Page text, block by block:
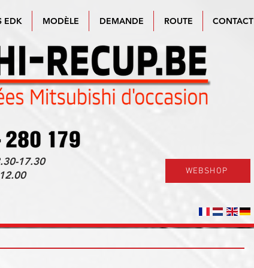
EDK MODÈLE DEMANDE ROUTE CONTACT
17.30
WEBSHOP